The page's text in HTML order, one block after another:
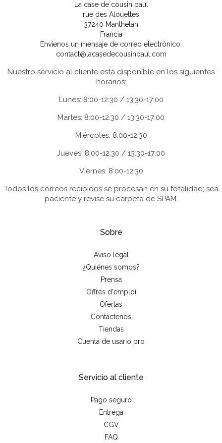
La case de cousin paul
rue des Alouettes
37240 Manthelan
Francia
Envíenos un mensaje de correo electrónico:
contact@lacasedecousinpaul.com
Nuestro servicio al cliente está disponible en los siguientes
horarios:
Lunes: 8:00-12:30 / 13:30-17:00
Martes: 8:00-12:30 / 13:30-17:00
Miércoles: 8:00-12:30
Jueves: 8:00-12:30 / 13:30-17:00
Viernes: 8:00-12:30
Todos los correos recibidos se procesan en su totalidad; sea
paciente y revise su carpeta de SPAM.
Sobre
Aviso legal
¿Quiénes somos?
Prensa
Offres d'emploi
Ofertas
Contáctenos
Tiendas
Cuenta de usario pro
Servicio al cliente
Pago seguro
Entrega
CGV
FAQ